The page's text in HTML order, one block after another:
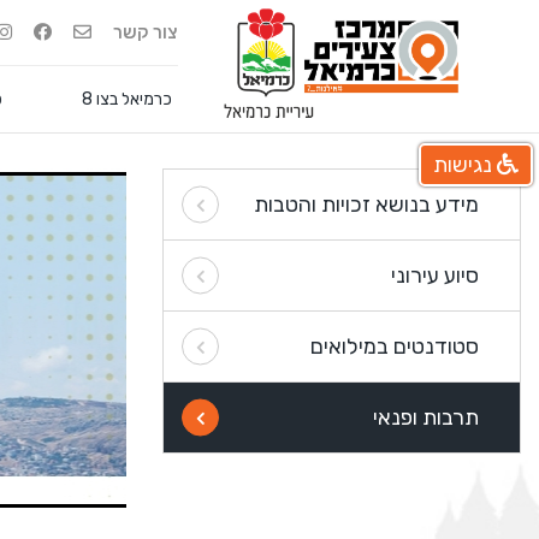
צור קשר
כרמיאל בצו 8
מידע בנושא זכויות והטבות
סיוע עירוני
סטודנטים במילואים
תרבות ופנאי
נגישות